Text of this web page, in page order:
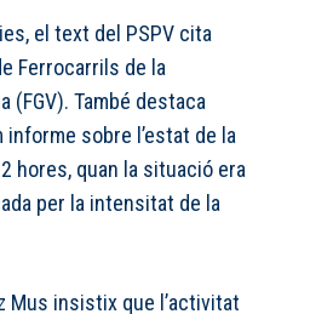
el text del PSPV cita
Ferrocarrils de la
(FGV). També destaca
informe sobre l’estat de la
hores, quan la situació era
per la intensitat de la
Mus insistix que l’activitat